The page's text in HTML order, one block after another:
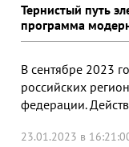
Тернистый путь
программа
В сентябре 2023
российских
федерации.
23.01.2023 в